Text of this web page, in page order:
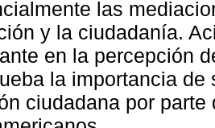
las
y la ciudadanía.
en la percepción
la importancia
ciudadana por